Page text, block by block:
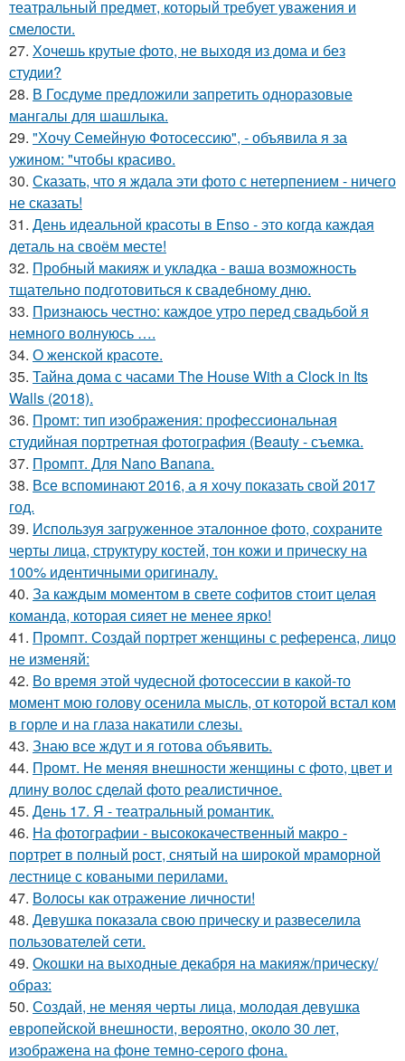
театральный предмет, который требует уважения и
смелости.
27. Хочешь крутые фото, не выходя из дома и без
студии?
28. В Госдуме предложили запретить одноразовые
мангалы для шашлыка.
29. "Хочу Семейную Фотосессию", - объявила я за
ужином: "чтобы красиво.
30. Сказать, что я ждала эти фото с нетерпением - ничего
не сказать!
31. День идеальной красоты в Enso - это когда каждая
деталь на своём месте!
32. Пробный макияж и укладка - ваша возможность
тщательно подготовиться к свадебному дню.
33. Признаюсь честно: каждое утро перед свадьбой я
немного волнуюсь ….
34. О женской красоте.
35. Тайна дома с часами The House With a Clock in Its
Walls (2018).
36. Промт: тип изображения: профессиональная
студийная портретная фотография (Beauty - съемка.
37. Промпт. Для Nano Banana.
38. Все вспоминают 2016, а я хочу показать свой 2017
год.
39. Используя загруженное эталонное фото, сохраните
черты лица, структуру костей, тон кожи и прическу на
100% идентичными оригиналу.
40. За каждым моментом в свете софитов стоит целая
команда, которая сияет не менее ярко!
41. Промпт. Создай портрет женщины с референса, лицо
не изменяй:
42. Во время этой чудесной фотосессии в какой-то
момент мою голову осенила мысль, от которой встал ком
в горле и на глаза накатили слезы.
43. Знаю все ждут и я готова объявить.
44. Промт. Не меняя внешности женщины с фото, цвет и
длину волос сделай фото реалистичное.
45. День 17. Я - театральный романтик.
46. На фотографии - высококачественный макро -
портрет в полный рост, снятый на широкой мраморной
лестнице с коваными перилами.
47. Волосы как отражение личности!
48. Девушка показала свою прическу и развеселила
пользователей сети.
49. Окошки на выходные декабря на макияж/прическу/
образ:
50. Создай, не меняя черты лица, молодая девушка
европейской внешности, вероятно, около 30 лет,
изображена на фоне темно-серого фона.